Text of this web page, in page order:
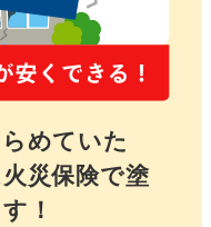
めていた
災保険で塗
！